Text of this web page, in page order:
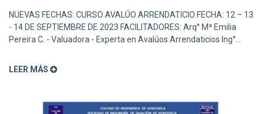
NUEVAS FECHAS: CURSO AVALÚO ARRENDATICIO FECHA: 12 – 13
- 14 DE SEPTIEMBRE DE 2023 FACILITADORES: Arq° Mª Emilia
Pereira C. - Valuadora - Experta en Avalúos Arrendaticios Ing°...
LEER MÁS